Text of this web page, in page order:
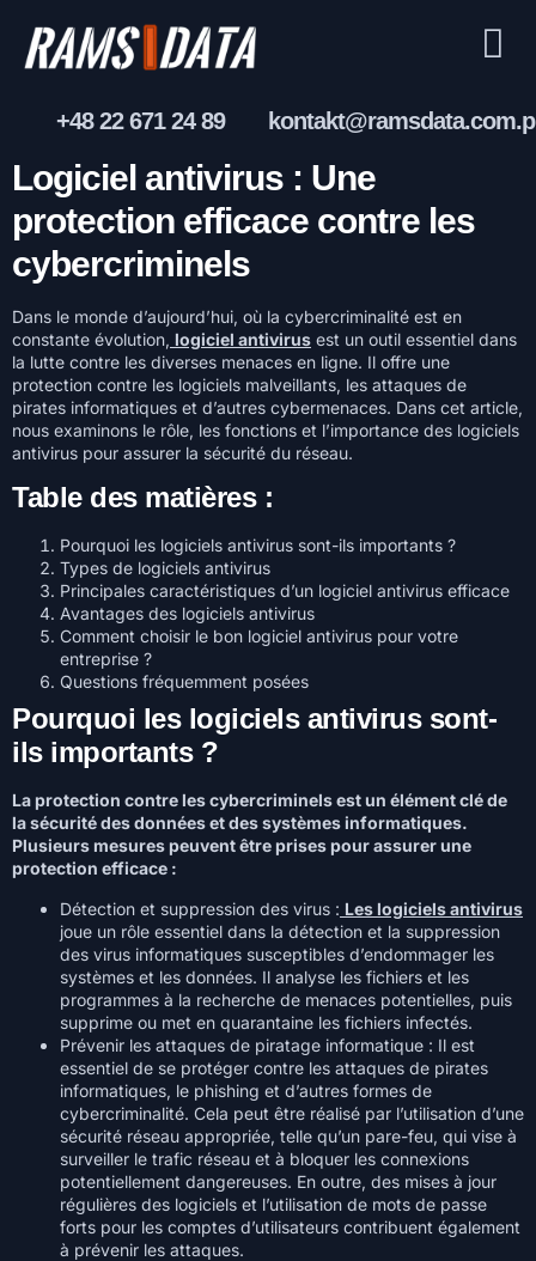
+48 22 671 24 89
Logiciel antivirus : Une
protection efficace contre les
cybercriminels
Dans le monde d’aujourd’hui, où la cybercriminalité est en
constante évolution, logiciel antivirus est un outil essentiel dans
la lutte contre les diverses menaces en ligne. Il offre une
protection contre les logiciels malveillants, les attaques de
pirates informatiques et d’autres cybermenaces. Dans cet article,
nous examinons le rôle, les fonctions et l’importance des logiciels
antivirus pour assurer la sécurité du réseau.
Table des matières :
Pourquoi les logiciels antivirus sont-ils importants ?
Types de logiciels antivirus
Principales caractéristiques d’un logiciel antivirus efficace
Avantages des logiciels antivirus
Comment choisir le bon logiciel antivirus pour votre
entreprise ?
Questions fréquemment posées
Pourquoi les logiciels antivirus sont-
ils importants ?
La protection contre les cybercriminels est un élément clé de
la sécurité des données et des systèmes informatiques.
Plusieurs mesures peuvent être prises pour assurer une
protection efficace :
Détection et suppression des virus : Les logiciels antivirus
joue un rôle essentiel dans la détection et la suppression
des virus informatiques susceptibles d’endommager les
systèmes et les données. Il analyse les fichiers et les
programmes à la recherche de menaces potentielles, puis
supprime ou met en quarantaine les fichiers infectés.
Prévenir les attaques de piratage informatique : Il est
essentiel de se protéger contre les attaques de pirates
informatiques, le phishing et d’autres formes de
cybercriminalité. Cela peut être réalisé par l’utilisation d’une
sécurité réseau appropriée, telle qu’un pare-feu, qui vise à
surveiller le trafic réseau et à bloquer les connexions
potentiellement dangereuses. En outre, des mises à jour
régulières des logiciels et l’utilisation de mots de passe
forts pour les comptes d’utilisateurs contribuent également
à prévenir les attaques.